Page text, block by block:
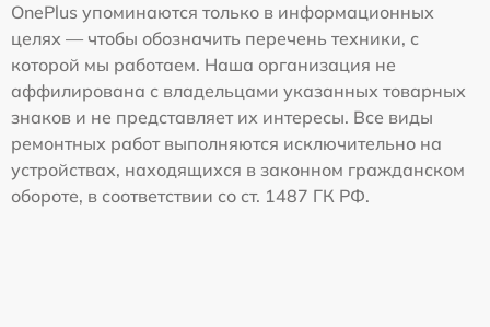
OnePlus упоминаются только в информационных
целях — чтобы обозначить перечень техники, с
которой мы работаем. Наша организация не
аффилирована с владельцами указанных товарных
знаков и не представляет их интересы. Все виды
ремонтных работ выполняются исключительно на
устройствах, находящихся в законном гражданском
обороте, в соответствии со ст. 1487 ГК РФ.